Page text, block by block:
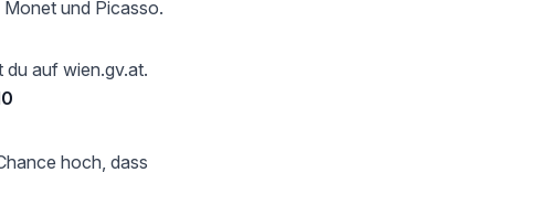
und Picasso.
du aufwien.gv.at.
hoch, dass